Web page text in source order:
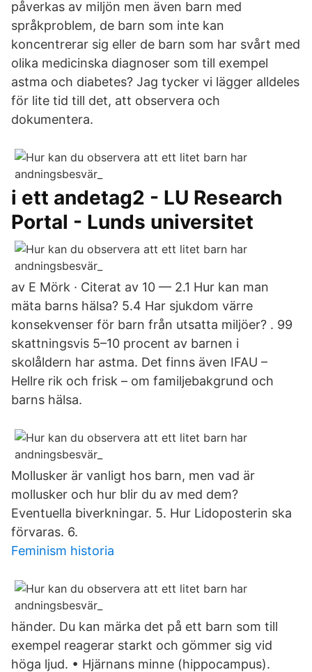
påverkas av miljön men även barn med
språkproblem, de barn som inte kan
koncentrerar sig eller de barn som har svårt med
olika medicinska diagnoser som till exempel
astma och diabetes? Jag tycker vi lägger alldeles
för lite tid till det, att observera och
dokumentera.
i ett andetag2 - LU Research
Portal - Lunds universitet
av E Mörk · Citerat av 10 — 2.1 Hur kan man
mäta barns hälsa? 5.4 Har sjukdom värre
konsekvenser för barn från utsatta miljöer? . 99
skattningsvis 5–10 procent av barnen i
skolåldern har astma. Det finns även IFAU –
Hellre rik och frisk – om familjebakgrund och
barns hälsa.
Mollusker är vanligt hos barn, men vad är
mollusker och hur blir du av med dem?
Eventuella biverkningar. 5. Hur Lidoposterin ska
förvaras. 6.
Feminism historia
händer. Du kan märka det på ett barn som till
exempel reagerar starkt och gömmer sig vid
höga ljud. • Hjärnans minne (hippocampus).